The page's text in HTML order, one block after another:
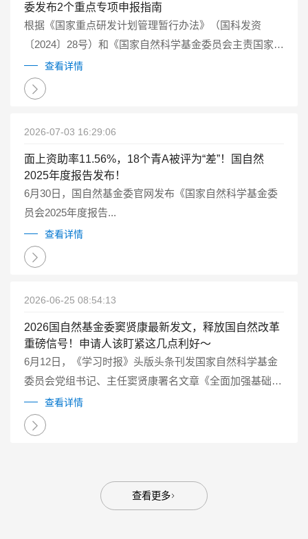
委发布2个重点专项申报指南
根据《国家重点研发计划管理暂行办法》（国科发资
〔2024〕28号）和《国家自然科学基金委员会主责国家重
点研发计划重点专项管理实施细则（试行）》（国科金发
计〔2025〕1号）有关要求...
查看详情
2026-07-03 16:29:06
面上资助率11.56%，18个青A被评为“差”！国自然
2025年度报告发布！
6月30日，国自然基金委官网发布《国家自然科学基金委
员会2025年度报告...
查看详情
2026-06-25 08:54:13
2026国自然基金委窦贤康最新发文，释放国自然改革
重磅信号！申请人该盯紧这几点利好～
6月12日，《学习时报》头版头条刊发国家自然科学基金
委员会党组书记、主任窦贤康署名文章《全面加强基础研
究 打牢科技强国建设根基》。这篇长文系统阐述了新时
代“为什么要加强基础研究”“如何加强基础研究”等重大理
论和实践问题。...
查看详情
查看更多